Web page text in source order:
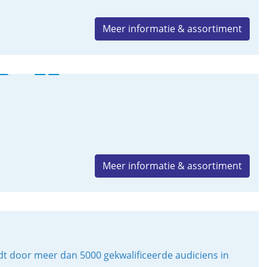
Meer informatie & assortiment
Meer informatie & assortiment
meer dan 5000 gekwalificeerde audiciens in